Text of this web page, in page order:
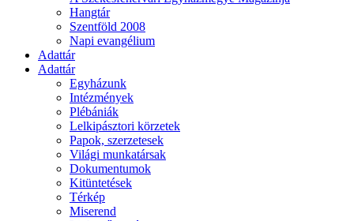
Hangtár
Szentföld 2008
Napi evangélium
Adattár
Adattár
Egyházunk
Intézmények
Plébániák
Lelkipásztori körzetek
Papok, szerzetesek
Világi munkatársak
Dokumentumok
Kitüntetések
Térkép
Miserend